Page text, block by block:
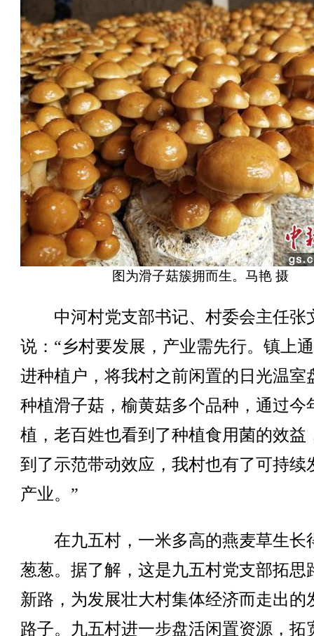
图为滑子菇簇拥而生。马艳 摄
中河村党支部书记、村委会主任张
说：“乡村要发展，产业需先行。镇上
进种植户，将我村之前闲置的日光温室
种植滑子菇，榆黄菇多个品种，通过今
植，老百姓也看到了种植食用菌的效益
到了示范带动效应，我村也有了可持续
产业。”
在九五村，一米多高的燕麦草生长
葱葱。据了解，这是九五村党支部拓思
新路，为发展壮大村集体经济而走出的
路子。九五村进一步盘活闲置资源，拓